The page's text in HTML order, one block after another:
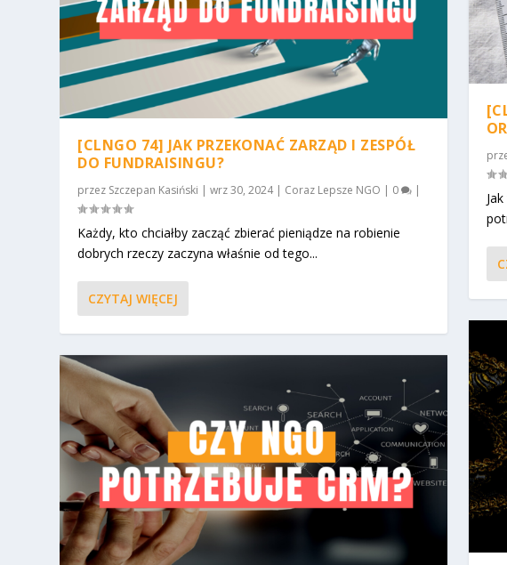
[CLNGO 74] JAK PRZEKONAĆ ZARZĄD I ZESPÓŁ
DO FUNDRAISINGU?
przez Szczepan Kasiński |wrz 30, 2024| Coraz Lepsze NGO | 0 |
Każdy, kto chciałby zacząć zbierać pieniądze na robienie
dobrych rzeczy zaczyna właśnie od tego...
CZYTAJ WIĘCEJ